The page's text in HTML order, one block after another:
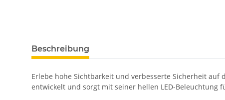
Beschreibung
Erlebe hohe Sichtbarkeit und verbesserte Sicherheit auf
entwickelt und sorgt mit seiner hellen LED-Beleuchtung